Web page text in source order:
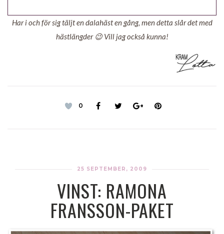
Har i och för sig täljt en dalahäst en gång, men detta slår det med
hästlängder 😉 Vill jag också kunna!
0
25 SEPTEMBER, 2009
VINST: RAMONA
FRANSSON-PAKET